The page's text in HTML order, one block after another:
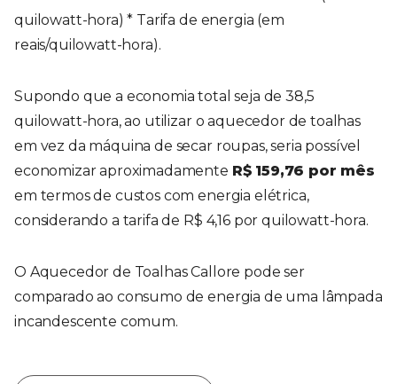
quilowatt-hora) * Tarifa de energia (em
reais/quilowatt-hora).
Supondo que a economia total seja de 38,5
quilowatt-hora, ao utilizar o aquecedor de toalhas
em vez da máquina de secar roupas, seria possível
economizar aproximadamente R$ 159,76 por mês
em termos de custos com energia elétrica,
considerando a tarifa de R$ 4,16 por quilowatt-hora.
O Aquecedor de Toalhas Callore pode ser
comparado ao consumo de energia de uma lâmpada
incandescente comum.